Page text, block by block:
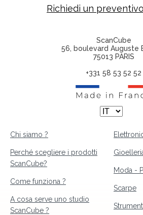
Richiedi un
ScanCube
56, boulevard Auguste
75013 PARIS
+331 58 53 52 52
Chi siamo ?
Perché scegliere i prodotti
ScanCube?
Come funziona ?
A cosa serve uno studio
ScanCube ?
Moda -
Scarpe